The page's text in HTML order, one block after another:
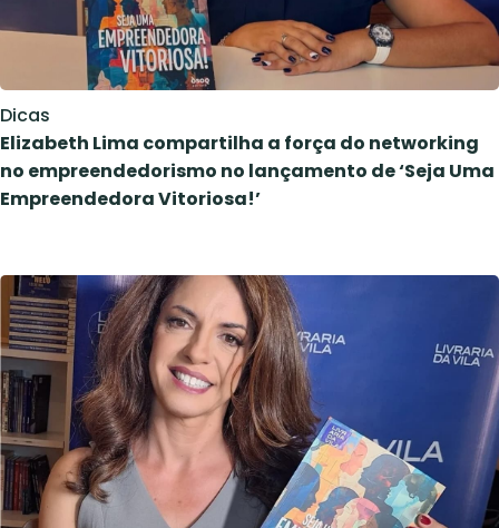
Dicas
Elizabeth Lima compartilha a força do networking
no empreendedorismo no lançamento de ‘Seja Uma
Empreendedora Vitoriosa!’